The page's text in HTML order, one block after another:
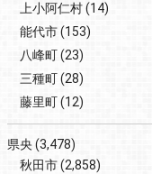
上小阿仁村(14)
能代市(153)
八峰町(23)
三種町(28)
藤里町(12)
県央(3,478)
秋田市(2,858)